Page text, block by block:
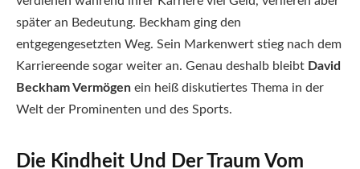
später an Bedeutung. Beckham ging den
entgegengesetzten Weg. Sein Markenwert stieg nach dem
Karriereende sogar weiter an. Genau deshalb bleibt David
Beckham Vermögen ein heiß diskutiertes Thema in der
Welt der Prominenten und des Sports.
Die Kindheit Und Der Traum Vom